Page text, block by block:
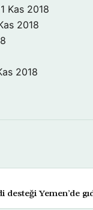
Kas 2018
2018
2018
desteği Yemen’de